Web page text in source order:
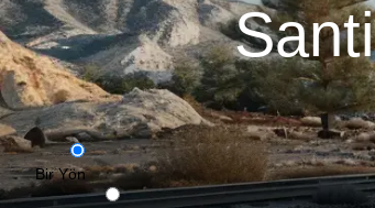
Bir Yön